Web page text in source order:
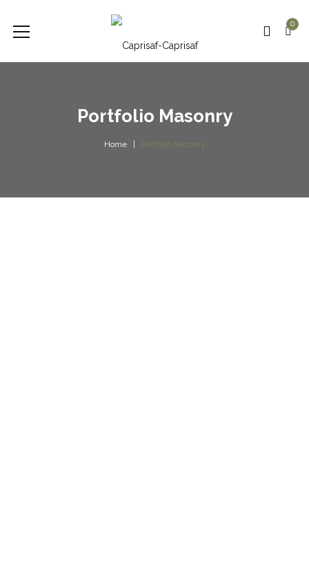
0
Portfolio Masonry
Home Portfolio Masonry